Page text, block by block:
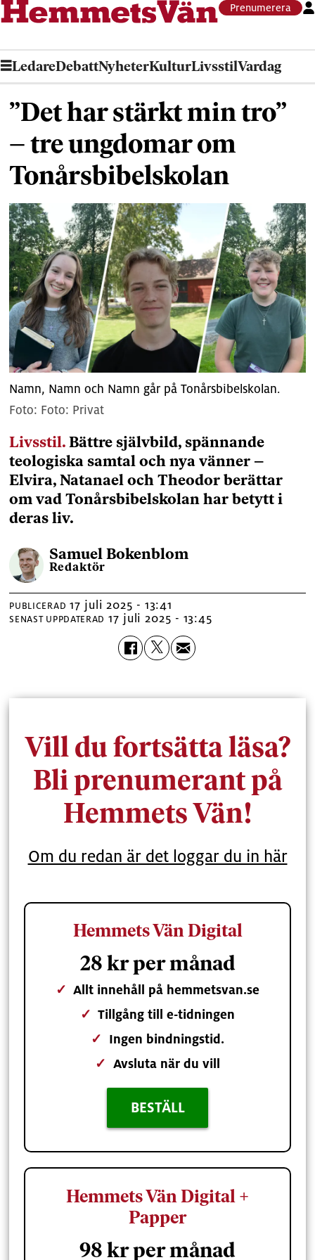
Prenumerera
LedareDebattNyheterKulturLivsstilVardag
”Det har stärkt min tro”
– tre ungdomar om
Tonårsbibelskolan
Namn, Namn och Namn går på Tonårsbibelskolan.
Foto: Privat
Livsstil. Bättre självbild, spännande
teologiska samtal och nya vänner –
Elvira, Natanael och Theodor berättar
om vad Tonårsbibelskolan har betytt i
deras liv.
Samuel Bokenblom
Redaktör
PUBLICERAD 17 juli 2025 - 13:41
SENAST UPPDATERAD 17 juli 2025 - 13:45
Vill du fortsätta läsa?
Bli prenumerant på
Hemmets Vän!
Om du redan är det loggar du in här
Hemmets Vän Digital
28 kr per månad
✓ Allt innehåll på hemmetsvan.se
✓ Tillgång till e-tidningen
✓ Ingen bindningstid.
✓ Avsluta när du vill
BESTÄLL
Hemmets Vän Digital +
Papper
98 kr per månad